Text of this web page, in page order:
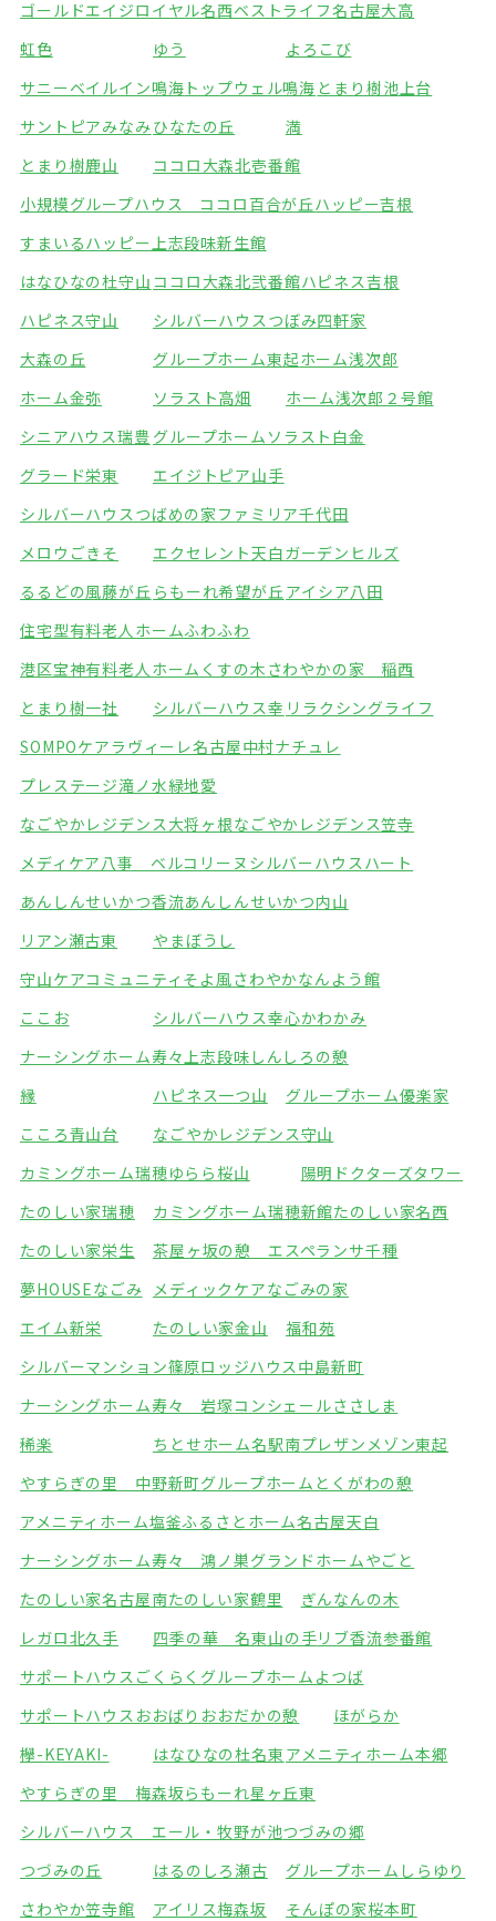
ゴールドエイジロイヤル名西ベストライフ名古屋大高
虹色
ゆう
よろこび
サニーベイルイン鳴海 トップウェル鳴海 とまり樹池上台
サントピアみなみひなたの丘
満
とまり樹鹿山
ココロ大森北壱番館
小規模グループハウス ココロ百合が丘ハッピー吉根
すまいるハッピー上志段味新生館
はなひなの杜守山 ココロ大森北弐番館ハピネス吉根
ハピネス守山
シルバーハウスつぼみ四軒家
大森の丘
グループホーム東起ホーム浅次郎
ホーム金弥
ソラスト高畑
ホーム浅次郎２号館
シニアハウス瑞豊 グループホームソラスト白金
グラード栄東
エイジトピア山手
シルバーハウスつばめの家 ファミリア千代田
メロウごきそ
エクセレント天白ガーデンヒルズ
るるどの風藤が丘 らもーれ希望が丘 アイシア八田
住宅型有料老人ホームふわふわ
港区宝神有料老人ホームくすの木 さわやかの家 稲西
とまり樹一社
シルバーハウス幸 リラクシングライフ
SOMPOケアラヴィーレ名古屋中村ナチュレ
プレステージ滝ノ水緑地愛
なごやかレジデンス大将ヶ根なごやかレジデンス笠寺
メディケア八事 ベルコリーヌ シルバーハウスハート
あんしんせいかつ香流あんしんせいかつ内山
リアン瀬古東
やまぼうし
守山ケアコミュニティそよ風さわやかなんよう館
ここお
シルバーハウス幸心かわかみ
ナーシングホーム寿々上志段味 しんしろの憩
縁
ハピネス一つ山
グループホーム優楽家
こころ青山台
なごやかレジデンス守山
カミングホーム瑞穂ゆらら桜山
陽明ドクターズタワー
たのしい家瑞穂
カミングホーム瑞穂新館たのしい家名西
たのしい家栄生
茶屋ヶ坂の憩 エスペランサ千種
夢HOUSEなごみ
メディックケアなごみの家
エイム新栄
たのしい家金山
福和苑
シルバーマンション篠原ロッジハウス中島新町
ナーシングホーム寿々 岩塚コンシェールささしま
稀楽
ちとせホーム名駅南プレザンメゾン東起
やすらぎの里 中野新町グループホームとくがわの憩
アメニティホーム塩釜ふるさとホーム名古屋天白
ナーシングホーム寿々 鴻ノ巣グランドホームやごと
たのしい家名古屋南たのしい家鶴里
ぎんなんの木
レガロ北久手
四季の華 名東山の手リブ香流参番館
サポートハウスごくらく グループホームよつば
サポートハウスおおばり おおだかの憩
ほがらか
欅-KEYAKI-
はなひなの杜名東 アメニティホーム本郷
やすらぎの里 梅森坂らもーれ星ヶ丘東
シルバーハウス エール・牧野が池つづみの郷
つづみの丘
はるのしろ瀬古
グループホームしらゆり
さわやか笠寺館
アイリス梅森坂
そんぽの家桜本町